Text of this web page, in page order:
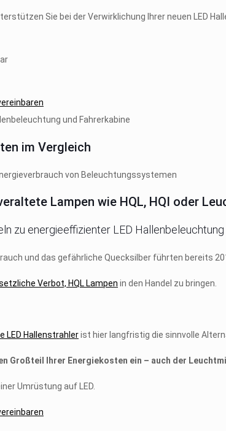
Sie bei der Verwirklichung Ihrer neuen LED
im Vergleich
Lampen wie HQL, HQI oder
zu energieeffizienter LED Hallenbeleuchtung
und das gefährliche Quecksilber führten bereits
Verbot, HQL Lampen in den Handel zu bringen.
LED Hallenstrahlerist hier langfristig die sinnvolle
Großteil Ihrer Energiekosten ein – auch der
Umrüstung auf LED.